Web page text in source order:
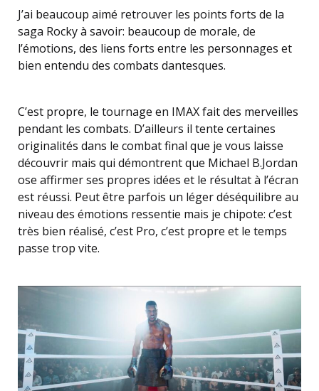
J’ai beaucoup aimé retrouver les points forts de la
saga Rocky à savoir: beaucoup de morale, de
l’émotions, des liens forts entre les personnages et
bien entendu des combats dantesques.
C’est propre, le tournage en IMAX fait des merveilles
pendant les combats. D’ailleurs il tente certaines
originalités dans le combat final que je vous laisse
découvrir mais qui démontrent que Michael B.Jordan
ose affirmer ses propres idées et le résultat à l’écran
est réussi. Peut être parfois un léger déséquilibre au
niveau des émotions ressentie mais je chipote: c’est
très bien réalisé, c’est Pro, c’est propre et le temps
passe trop vite.